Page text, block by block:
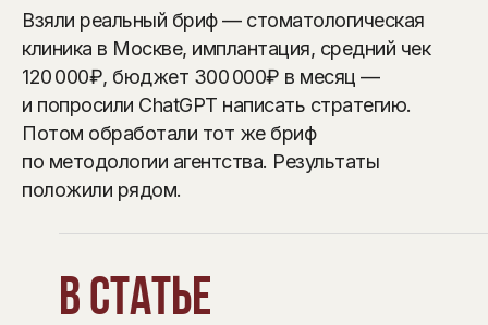
Взяли реальный бриф — стоматологическая
клиника в Москве, имплантация, средний чек
120 000₽, бюджет 300 000₽ в месяц —
и попросили ChatGPT написать стратегию.
Потом обработали тот же бриф
по методологии агентства. Результаты
положили рядом.
В статье